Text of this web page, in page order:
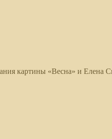
картины «Весна» и Елена